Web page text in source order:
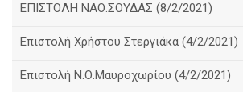
ΕΠΙΣΤΟΛΗ ΝΑΟ.ΣΟΥΔΑΣ (8/2/2021)
Επιστολή Χρήστου Στεργιάκα (4/2/2021)
Επιστολή Ν.Ο.Μαυροχωρίου (4/2/2021)